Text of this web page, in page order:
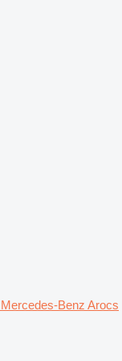
Benz Arocs